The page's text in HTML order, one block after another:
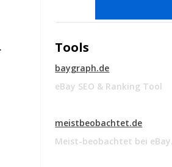
Tools
baygraph.de
eBay SEO & Ranking Tool
meistbeobachtet.de
Meist-beobachtet bei eBay.